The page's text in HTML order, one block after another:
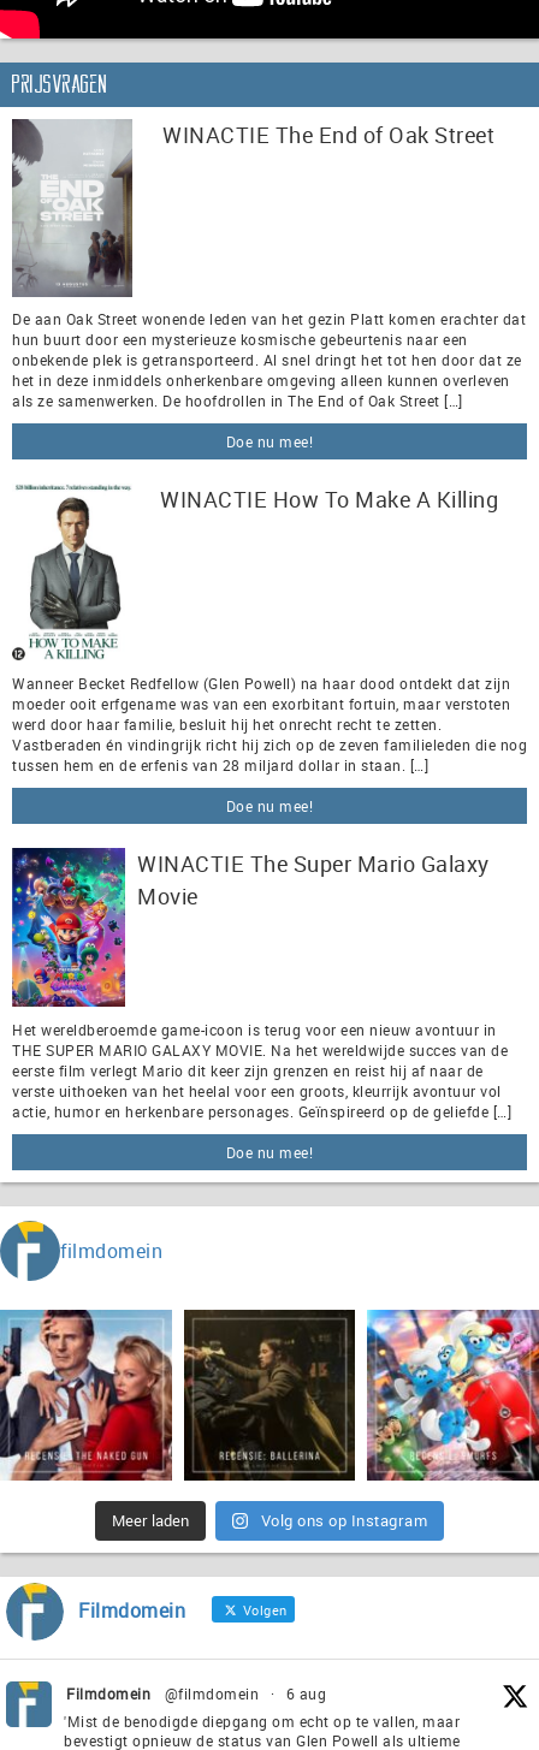
Prijsvragen
WINACTIE The End of Oak Street
De aan Oak Street wonende leden van het gezin Platt komen erachter dat
hun buurt door een mysterieuze kosmische gebeurtenis naar een
onbekende plek is getransporteerd. Al snel dringt het tot hen door dat ze
het in deze inmiddels onherkenbare omgeving alleen kunnen overleven
als ze samenwerken. De hoofdrollen in The End of Oak Street […]
Doe nu mee!
WINACTIE How To Make A Killing
Wanneer Becket Redfellow (Glen Powell) na haar dood ontdekt dat zijn
moeder ooit erfgename was van een exorbitant fortuin, maar verstoten
werd door haar familie, besluit hij het onrecht recht te zetten.
Vastberaden én vindingrijk richt hij zich op de zeven familieleden die nog
tussen hem en de erfenis van 28 miljard dollar in staan. […]
Doe nu mee!
WINACTIE The Super Mario Galaxy
Movie
Het wereldberoemde game-icoon is terug voor een nieuw avontuur in
THE SUPER MARIO GALAXY MOVIE. Na het wereldwijde succes van de
eerste film verlegt Mario dit keer zijn grenzen en reist hij af naar de
verste uithoeken van het heelal voor een groots, kleurrijk avontuur vol
actie, humor en herkenbare personages. Geïnspireerd op de geliefde […]
Doe nu mee!
filmdomein
Meer laden Volg ons op Instagram
Filmdomein Volgen
Filmdomein @filmdomein ·
6 aug
'Mist de benodigde diepgang om echt op te vallen, maar
bevestigt opnieuw de status van Glen Powell als ultieme